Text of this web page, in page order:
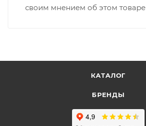
своим мнением об этом товаре
КАТАЛОГ
БРЕНДЫ